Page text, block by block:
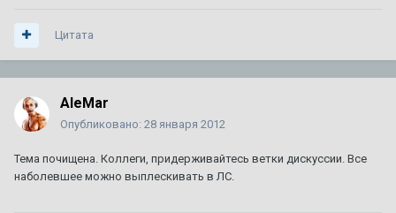
Цитата
AleMar
Опубликовано: 28 января 2012
Тема почищена. Коллеги, придерживайтесь ветки дискуссии. Все
наболевшее можно выплескивать в ЛС.